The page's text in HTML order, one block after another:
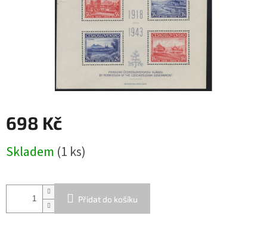
698 Kč
cena:
Skladem (1 ks)
Přidat do košíku